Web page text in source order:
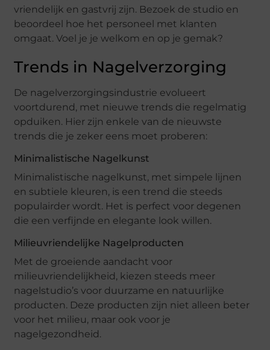
vriendelijk en gastvrij zijn. Bezoek de studio en
beoordeel hoe het personeel met klanten
omgaat. Voel je je welkom en op je gemak?
Trends in Nagelverzorging
De nagelverzorgingsindustrie evolueert
voortdurend, met nieuwe trends die regelmatig
opduiken. Hier zijn enkele van de nieuwste
trends die je zeker eens moet proberen:
Minimalistische Nagelkunst
Minimalistische nagelkunst, met simpele lijnen
en subtiele kleuren, is een trend die steeds
populairder wordt. Het is perfect voor degenen
die een verfijnde en elegante look willen.
Milieuvriendelijke Nagelproducten
Met de groeiende aandacht voor
milieuvriendelijkheid, kiezen steeds meer
nagelstudio’s voor duurzame en natuurlijke
producten. Deze producten zijn niet alleen beter
voor het milieu, maar ook voor je
nagelgezondheid.